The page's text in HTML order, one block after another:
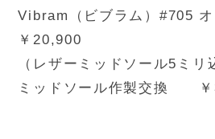
Vibram（ビブラム）#705
￥20,900
（レザーミッドソール5ミリ
ミッドソール作製交換 ￥